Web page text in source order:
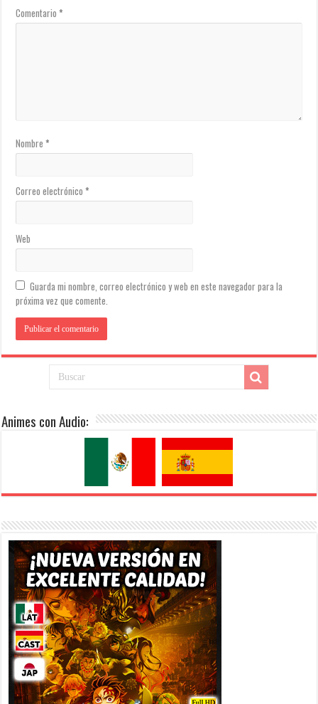
Comentario*
Nombre*
Correo electrónico*
Web
Guarda mi nombre, correo electrónico y web en este navegador para la
próxima vez que comente.
Animes con Audio: